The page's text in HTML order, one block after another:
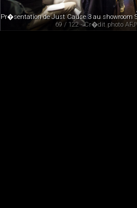
Pr�sentation de Just Cause 3 au showroom
69 / 122 - Cr�dit photo